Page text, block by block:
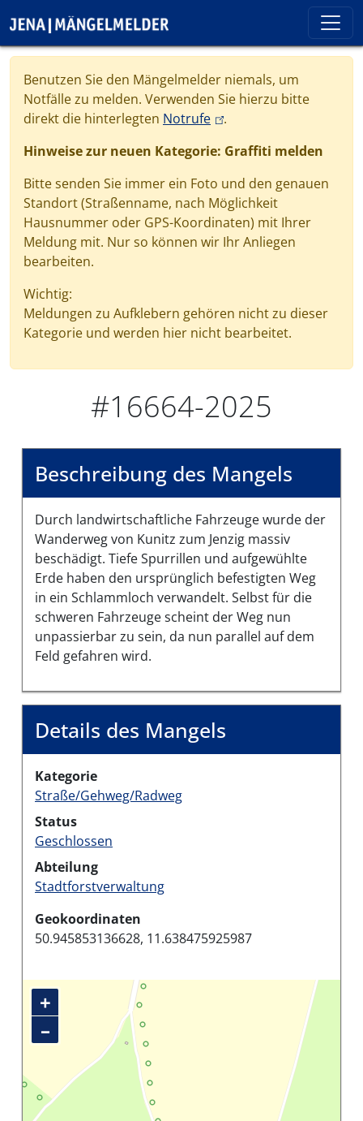
Benutzen Sie den Mängelmelder niemals, um
Notfälle zu melden. Verwenden Sie hierzu bitte
direkt die hinterlegten Notrufe(link is external)
.
Hinweise zur neuen Kategorie: Graffiti melden
Bitte senden Sie immer ein Foto und den genauen
Standort (Straßenname, nach Möglichkeit
Hausnummer oder GPS-Koordinaten) mit Ihrer
Meldung mit. Nur so können wir Ihr Anliegen
bearbeiten.
Wichtig:
Meldungen zu Aufklebern gehören nicht zu dieser
Kategorie und werden hier nicht bearbeitet.
#16664-2025
Beschreibung des Mangels
Durch landwirtschaftliche Fahrzeuge wurde der
Wanderweg von Kunitz zum Jenzig massiv
beschädigt. Tiefe Spurrillen und aufgewühlte
Erde haben den ursprünglich befestigten Weg
in ein Schlammloch verwandelt. Selbst für die
schweren Fahrzeuge scheint der Weg nun
unpassierbar zu sein, da nun parallel auf dem
Feld gefahren wird.
Details des Mangels
Kategorie
Straße/Gehweg/Radweg
Status
Geschlossen
Abteilung
Stadtforstverwaltung
Geokoordinaten
50.945853136628, 11.638475925987
+
–